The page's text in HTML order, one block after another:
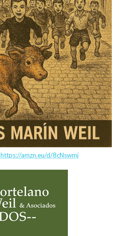
https://amzn.eu/d/8cNswmj